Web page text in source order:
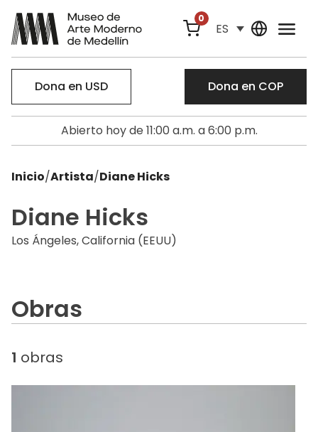
0
ES
Dona en USD Dona en COP
Abierto hoy de 11:00 a.m. a 6:00 p.m.
Inicio/Artista/Diane Hicks
Diane Hicks
Los Ángeles, California (EEUU)
Obras
1 obras